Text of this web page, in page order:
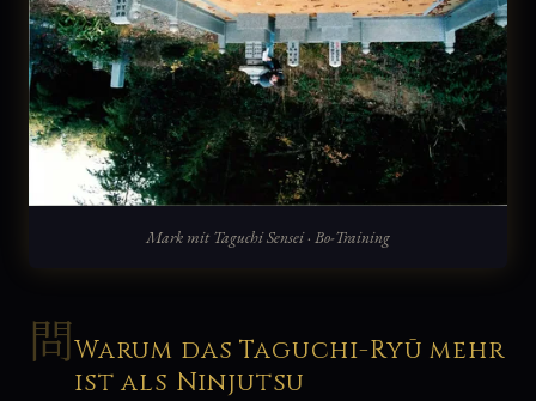
Mark mit Taguchi Sensei · Bo-Training
問Warum das Taguchi-Ryū mehr
ist als Ninjutsu